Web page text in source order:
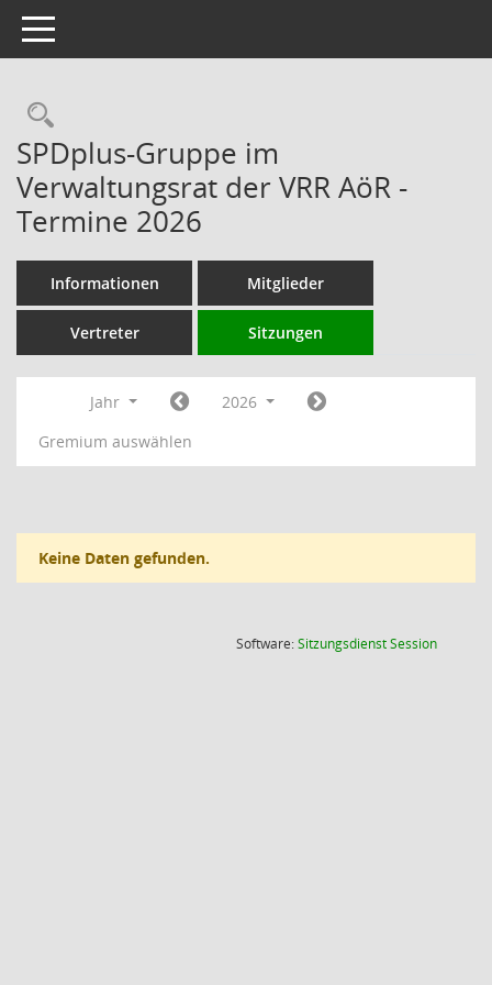
Toggle navigation
Rechercheauswahl
SPDplus-Gruppe im
Verwaltungsrat der VRR AöR -
Termine 2026
Informationen Mitglieder
Vertreter Sitzungen
Jahr
2026
Gremium auswählen
Keine Daten gefunden.
Software:SitzungsdienstSession(Wird in